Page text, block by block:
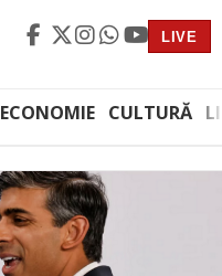
LIVE
ECONOMIE CULTURĂ